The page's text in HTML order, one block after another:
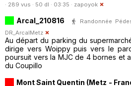
· 289 vus · 50 dl · 03:35 · zapoyok
Arcal_210816
Randonnée
DR_ArcalMetz
Au départ du parking du
dirige vers Woippy puis vers le
poursuit vers la MJC de 4 bornes et
du Coupillo
Mont Saint Quentin (Metz -